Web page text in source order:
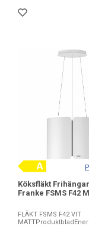
Köksfläkt
Franke FSMS F42
FLÄKT FSMS F42 VIT